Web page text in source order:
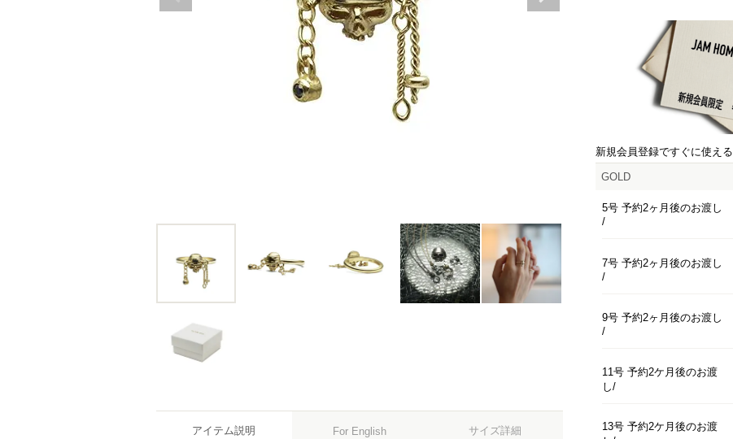
アイテム説明 For English サイズ詳細
新規会員登録ですぐに使える
GOLD
5号 予約2ヶ月後のお渡し
7号 予約2ヶ月後のお渡し
9号 予約2ヶ月後のお渡し
11号 予約2ケ月後のお渡
し
13号 予約2ケ月後のお渡